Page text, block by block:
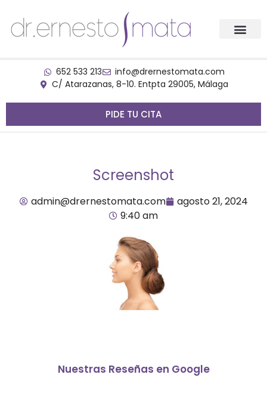
652 533 213
info@drernestomata.com
C/ Atarazanas, 8-10. Entpta 29005, Málaga
PIDE TU CITA
Screenshot
admin@drernestomata.com
agosto 21, 2024
9:40 am
Nuestras Reseñas en Google